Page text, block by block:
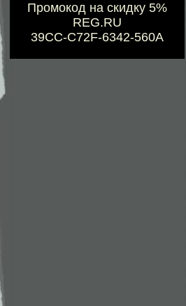
Промокод на скидку 5%
REG.RU
39CC-C72F-6342-560A